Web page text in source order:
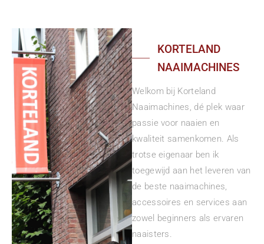
KORTELAND
NAAIMACHINES
Welkom bij Korteland
Naaimachines, dé plek waar
passie voor naaien en
kwaliteit samenkomen. Als
trotse eigenaar ben ik
toegewijd aan het leveren van
de beste naaimachines,
accessoires en services aan
zowel beginners als ervaren
naaisters.